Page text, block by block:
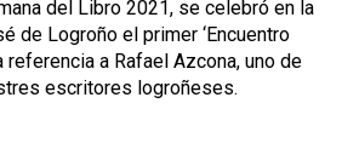
del Libro 2021, se celebró en la
de Logroño el primer ‘Encuentro
referencia a Rafael Azcona, uno de
escritores logroñeses.